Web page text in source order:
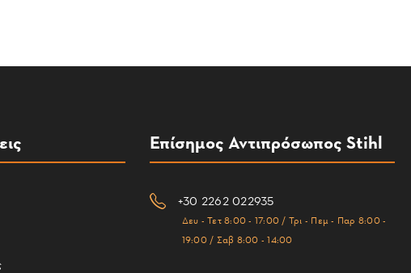
Επίσημος Αντιπρόσωπος Stihl
+30 2262 022935
Δευ - Τετ 8:00 - 17:00 / Τρι - Πεμ - Παρ 8:00 -
19:00 / Σαβ 8:00 - 14:00